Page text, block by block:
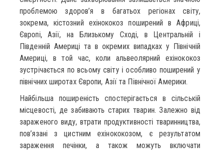
проблемою здоров’я в багатьох регіонах світу,
зокрема, кістозний ехінококоз поширений в Африці,
Європі, Азії, на Близькому Сході, в Центральній і
Південній Америці та в окремих випадках у Північній
Америці, в той час, коли альвеолярний ехінококоз
зустрічається по всьому світу і особливо поширений у
північних широтах Європи, Азії та Північної Америки.
Найбільша поширеність спостерігається в сільській
місцевості, де забивають старих тварин. Залежно від
зараженого виду, втрати продуктивності тваринництва,
пов’язані з цистним ехінококозом, є результатом
зараження печінки, а також можуть включати